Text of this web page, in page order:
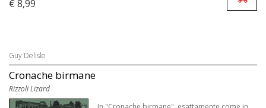
€ 8,99
Guy Delisle
Cronache birmane
Rizzoli Lizard